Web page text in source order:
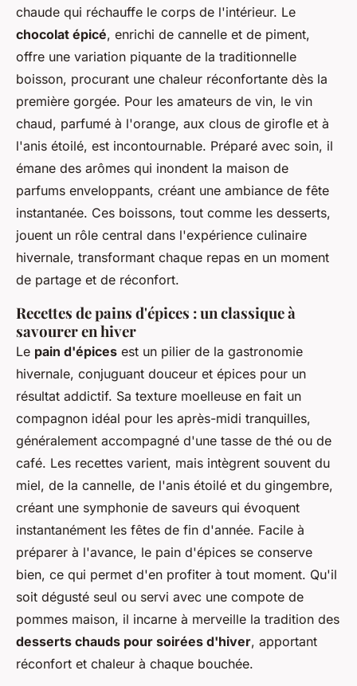
chaude qui réchauffe le corps de l'intérieur. Le
chocolat épicé, enrichi de cannelle et de piment,
offre une variation piquante de la traditionnelle
boisson, procurant une chaleur réconfortante dès la
première gorgée. Pour les amateurs de vin, le vin
chaud, parfumé à l'orange, aux clous de girofle et à
l'anis étoilé, est incontournable. Préparé avec soin, il
émane des arômes qui inondent la maison de
parfums enveloppants, créant une ambiance de fête
instantanée. Ces boissons, tout comme les desserts,
jouent un rôle central dans l'expérience culinaire
hivernale, transformant chaque repas en un moment
de partage et de réconfort.
Recettes de pains d'épices : un classique à
savourer en hiver
Le pain d'épices est un pilier de la gastronomie
hivernale, conjuguant douceur et épices pour un
résultat addictif. Sa texture moelleuse en fait un
compagnon idéal pour les après-midi tranquilles,
généralement accompagné d'une tasse de thé ou de
café. Les recettes varient, mais intègrent souvent du
miel, de la cannelle, de l'anis étoilé et du gingembre,
créant une symphonie de saveurs qui évoquent
instantanément les fêtes de fin d'année. Facile à
préparer à l'avance, le pain d'épices se conserve
bien, ce qui permet d'en profiter à tout moment. Qu'il
soit dégusté seul ou servi avec une compote de
pommes maison, il incarne à merveille la tradition des
desserts chauds pour soirées d'hiver, apportant
réconfort et chaleur à chaque bouchée.